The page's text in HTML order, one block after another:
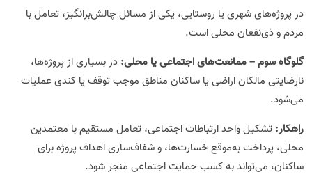
در پروژه‌های شهری یا روستایی، یکی از مسائل چالش‌برانگیز، تعامل با
مردم و ذی‌نفعان محلی است.
گلوگاه سوم – ممانعت‌های اجتماعی یا محلی: در بسیاری از پروژه‌ها،
نارضایتی مالکان اراضی یا ساکنان مناطق موجب توقف یا کندی عملیات
می‌شود.
راهکار: تشکیل واحد ارتباطات اجتماعی، تعامل مستقیم با معتمدین
محلی، پرداخت به‌موقع خسارت‌ها، و شفاف‌سازی اهداف پروژه برای
ساکنان، می‌تواند به کسب حمایت اجتماعی منجر شود.